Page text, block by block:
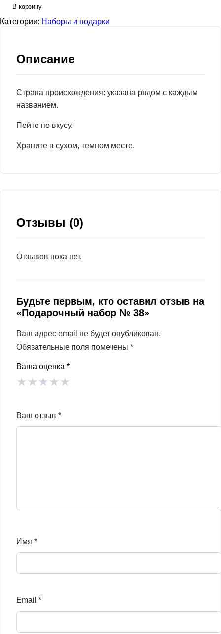
В корзину
Категории: Наборы и подарки
Описание
Страна происхождения: указана рядом с каждым
названием.
Пейте по вкусу.
Храните в сухом, темном месте.
Отзывы (0)
Отзывов пока нет.
Будьте первым, кто оставил отзыв на
«Подарочный набор № 38»
Ваш адрес email не будет опубликован.
Обязательные поля помечены *
Ваша оценка *
★★★★★
Ваш отзыв *
Имя *
Email *